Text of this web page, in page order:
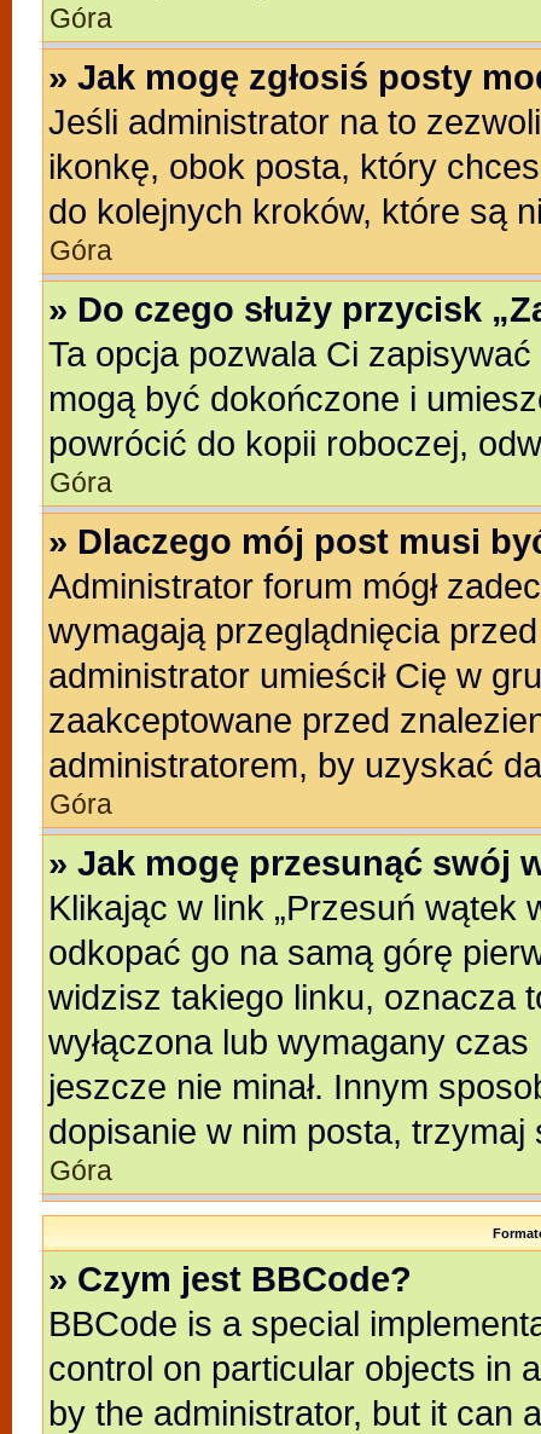
Góra
» Jak mogę zgłosiś posty
Jeśli administrator na to
ikonkę, obok posta, który
do kolejnych kroków, które są
Góra
» Do czego służy przycisk
Ta opcja pozwala Ci
mogą być dokończone i
powrócić do kopii roboczej,
Góra
» Dlaczego mój post musi
Administrator forum mógł
wymagają przeglądnięcia
administrator umieścił Cię w
zaakceptowane przed
administratorem, by uzyskać
Góra
» Jak mogę przesunąć swój
Klikając w link „Przesuń wątek
odkopać go na samą górę
widzisz takiego linku, oznacza
wyłączona lub wymagany
jeszcze nie minał. Innym
dopisanie w nim posta,
Góra
» Czym jest BBCode?
BBCode is a special
control on particular objects in
by the administrator, but it can